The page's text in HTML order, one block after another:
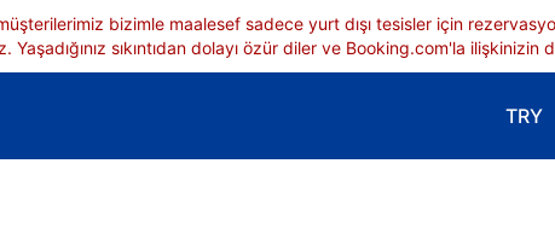
bizimle maalesef sadece yurt dışı tesisler için
Yaşadığınız sıkıntıdan dolayı özür diler ve Booking.com'la ilişkinizin
TRY